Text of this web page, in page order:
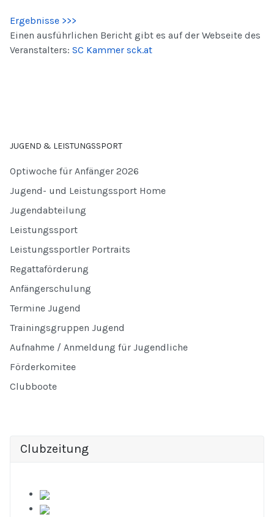
Ergebnisse >>>
Einen ausführlichen Bericht gibt es auf der Webseite des
Veranstalters: SC Kammer sck.at
JUGEND & LEISTUNGSSPORT
Optiwoche für Anfänger 2026
Jugend- und Leistungssport Home
Jugendabteilung
Leistungssport
Leistungssportler Portraits
Regattaförderung
Anfängerschulung
Termine Jugend
Trainingsgruppen Jugend
Aufnahme / Anmeldung für Jugendliche
Förderkomitee
Clubboote
Clubzeitung